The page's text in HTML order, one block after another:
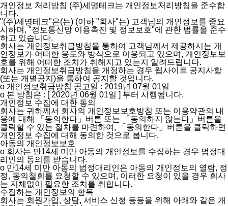
개인정보 처리방침 (주)세명테크는 개인정보처리방침을 준수합
니다.
"(주)세명테크"은(는) (이하 "회사"는) 고객님의 개인정보를 중요
시하며, "정보통신망 이용촉진 및 정보보호"에 관한 법률을 준수
하고 있습니다.
회사는 개인정보취급방침을 통하여 고객님께서 제공하시는 개
인정보가 어떠한 용도와 방식으로 이용되고 있으며, 개인정보보
호를 위해 어떠한 조치가 취해지고 있는지 알려드립니다.
회사는 개인정보취급방침을 개정하는 경우 웹사이트 공지사항
(또는 개별공지)을 통하여 공지할 것입니다.
ο 개인정보취급방침 공고일 : 2019년 07월 01일
ο 본 방침은 : [ 2020년 06월 01일 ] 부터 시행됩니다.
개인정보 수집에 대한 동의
회사는 귀하께서 회사의 개인정보보호방침 또는 이용약관의 내
용에 대해 「동의한다」버튼 또는 「동의하지 않는다」버튼을
클릭할 수 있는 절차를 마련하여, 「동의한다」버튼을 클릭하면
개인정보 수집에 대해 동의한 것으로 봅니다.
아동의 개인정보보호
ο 회사는 만14세 미만 아동의 개인정보를 수집하는 경우 법정대
리인의 동의를 받습니다.
ο 만14세 미만 아동의 법정대리인은 아동의 개인정보의 열람, 정
정, 동의철회를 요청할 수 있으며, 이러한 요청이 있을 경우 회사
는 지체없이 필요한 조치를 취합니다.
수집하는 개인정보의 항목
회사는 회원가입, 상담, 서비스 신청 등등을 위해 아래와 같은 개